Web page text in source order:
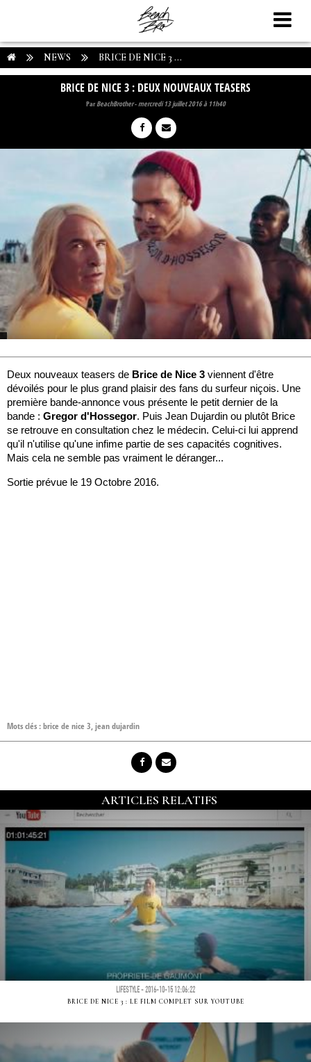
NEWS BRICE DE NICE 3 ...
BRICE DE NICE 3 : DEUX NOUVEAUX TEASERS
ParBeachBrother-mercredi 13 juillet 2016 à 11h40
Deux nouveaux teasers de Brice de Nice 3 viennent d'être
dévoilés pour le plus grand plaisir des fans du surfeur niçois. Une
première bande-annonce vous présente le petit dernier de la
bande : Gregor d'Hossegor. Puis Jean Dujardin ou plutôt Brice
se retrouve en consultation chez le médecin. Celui-ci lui apprend
qu'il n'utilise qu'une infime partie de ses capacités cognitives.
Mais cela ne semble pas vraiment le déranger...
Sortie prévue le 19 Octobre 2016.
Mots clés :brice de nice 3,jean dujardin
ARTICLES RELATIFS
LIFESTYLE - 2016-10-15 12:06:22
BRICE DE NICE 3 : LE FILM COMPLET SUR YOUTUBE